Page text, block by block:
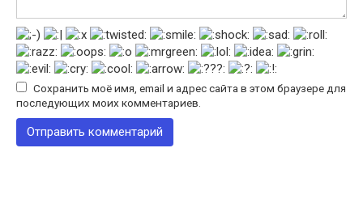
Сохранить моё имя, email и адрес сайта в этом браузере для
последующих моих комментариев.